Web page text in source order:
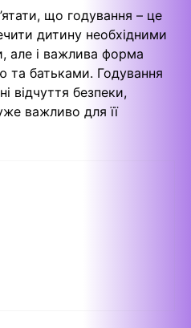
що годування – це
дитину необхідними
але і важлива форма
та батьками. Годування
відчуття безпеки,
важливо для її